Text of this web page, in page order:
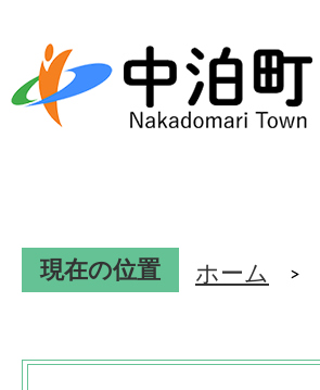
現在の位置 ホーム